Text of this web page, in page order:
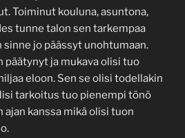
Toiminut kouluna, asuntona,
tunne talon sen tarkempaa
sinne jo päässyt unohtumaan.
päätynyt ja mukava olisi tuo
eloon. Sen se olisi todellakin
tarkoitus tuo pienempi tönö
kanssa mikä olisi tuon